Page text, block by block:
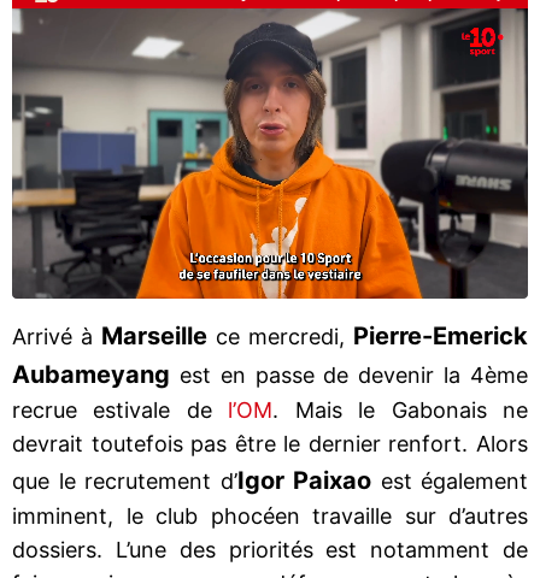
Arrivé à Marseille ce mercredi, Pierre-Emerick
Aubameyang est en passe de devenir la 4ème
recrue estivale de l’OM. Mais le Gabonais ne
devrait toutefois pas être le dernier renfort. Alors
que le recrutement d’Igor Paixao est également
imminent, le club phocéen travaille sur d’autres
dossiers. L’une des priorités est notamment de